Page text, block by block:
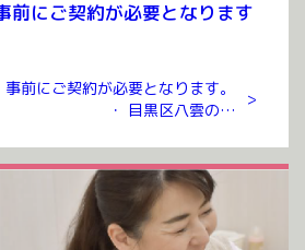
前にご契約が必要となります
前にご契約が必要となります。
区八雲のお
が可能となります。 ご契約には
>